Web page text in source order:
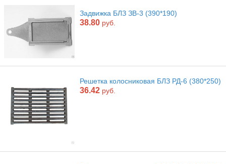
Задвижка БЛЗ ЗВ-3 (390*190)
38.80 руб.
Решетка колосниковая БЛЗ РД-6 (380*250)
36.42 руб.